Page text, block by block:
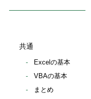
共通
Excelの基本
VBAの基本
まとめ